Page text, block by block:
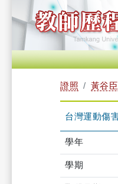
證照 黃谷
台灣運動傷
學年
學期